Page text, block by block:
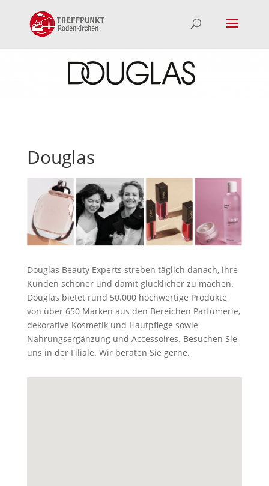
Douglas
Douglas Beauty Experts streben täglich danach, ihre
Kunden schöner und damit glücklicher zu machen.
Douglas bietet rund 50.000 hochwertige Produkte
von über 650 Marken aus den Bereichen Parfümerie,
dekorative Kosmetik und Hautpflege sowie
Nahrungsergänzung und Accessoires. Besuchen Sie
uns in der Filiale. Wir beraten Sie gerne.